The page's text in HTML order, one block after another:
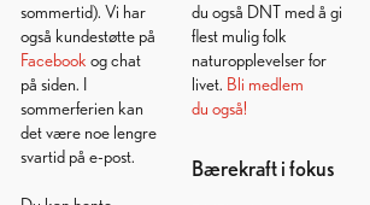
sommertid). Vi har
også kundestøtte på
Facebook og chat
på siden. I
sommerferien kan
det være noe lengre
svartid på e-post.
du også DNT med å gi
flest mulig folk
naturopplevelser for
livet. Bli medlem
du også!
Bærekraft i fokus